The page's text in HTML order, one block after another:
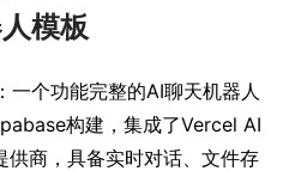
模板
个功能完整的AI聊天机器人
构建，集成了Vercel AI
供商，具备实时对话、文件存